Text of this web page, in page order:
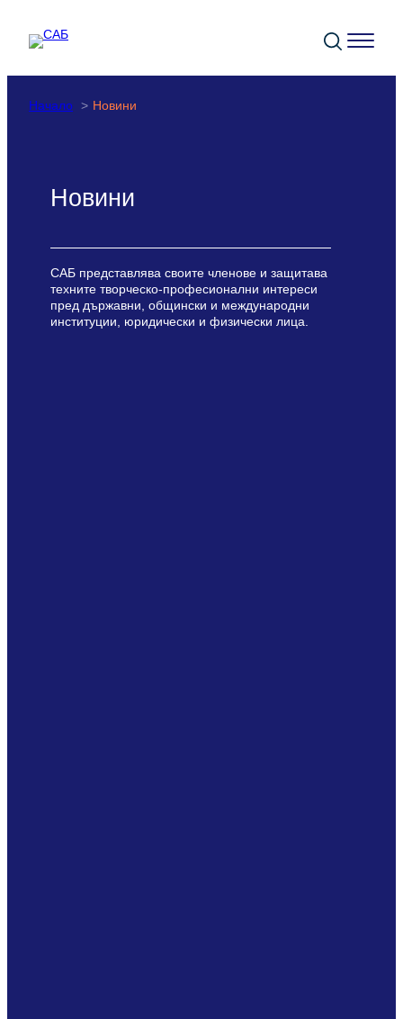
съдържанието
Начало Новини
Новини
САБ представлява своите членове и защитава
техните творческо-професионални интереси
пред държавни, общински и международни
институции, юридически и физически лица.